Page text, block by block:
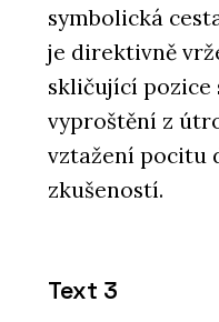
symbolická
je direktivně
skličující pozice
vyproštění z
vztažení pocitu
zkušeností.
Text 3